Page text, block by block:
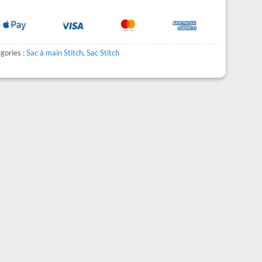
:Sac à main Stitch,Sac Stitch